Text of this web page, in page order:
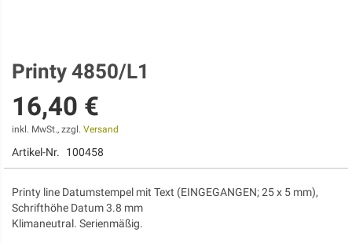
Zum
der
Bildgalerie
springen
Printy 4850/L1
16,40 €
inkl. MwSt., zzgl. Versand
Artikel-Nr. 100458
Printy line Datumstempel mit Text (EINGEGANGEN; 25 x 5 mm),
Schrifthöhe Datum 3.8 mm
Klimaneutral. Serienmäßig.